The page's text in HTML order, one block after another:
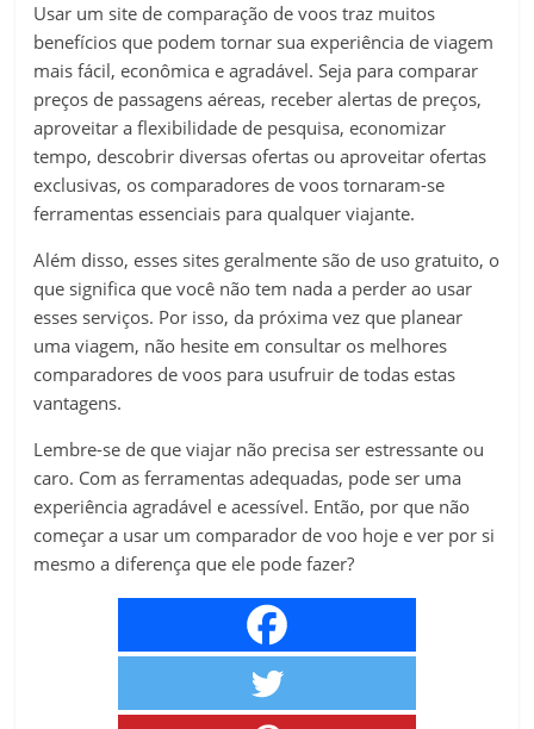
Usar um site de comparação de voos traz muitos
benefícios que podem tornar sua experiência de viagem
mais fácil, econômica e agradável. Seja para comparar
preços de passagens aéreas, receber alertas de preços,
aproveitar a flexibilidade de pesquisa, economizar
tempo, descobrir diversas ofertas ou aproveitar ofertas
exclusivas, os comparadores de voos tornaram-se
ferramentas essenciais para qualquer viajante.
Além disso, esses sites geralmente são de uso gratuito, o
que significa que você não tem nada a perder ao usar
esses serviços. Por isso, da próxima vez que planear
uma viagem, não hesite em consultar os melhores
comparadores de voos para usufruir de todas estas
vantagens.
Lembre-se de que viajar não precisa ser estressante ou
caro. Com as ferramentas adequadas, pode ser uma
experiência agradável e acessível. Então, por que não
começar a usar um comparador de voo hoje e ver por si
mesmo a diferença que ele pode fazer?